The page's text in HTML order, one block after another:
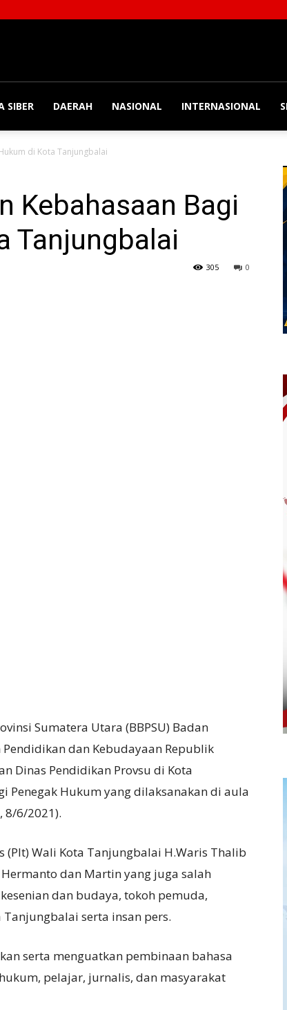
SIBER DAERAH NASIONAL INTERNASIONAL
di Kota Tanjungbalai
Kebahasaan Bagi
Tanjungbalai
0
305
Sumatera Utara (BBPSU) Badan
dan Kebudayaan Republik
Dinas Pendidikan Provsu di Kota
Penegak Hukum yang dilaksanakan di aula
8/6/2021).
(Plt) Wali Kota Tanjungbalai H.Waris Thalib
dan Martin yang juga salah
dan budaya, tokoh pemuda,
Tanjungbalai serta insan pers.
serta menguatkan pembinaan bahasa
pelajar, jurnalis, dan masyarakat